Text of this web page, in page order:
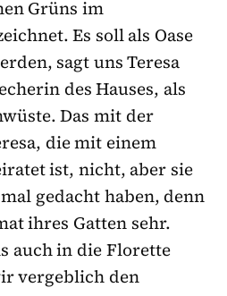
Grüns im
Es soll als Oase
sagt uns Teresa
des Hauses, als
Das mit der
die mit einem
ist, nicht, aber sie
gedacht haben, denn
ihres Gatten sehr.
auch in die Florette
vergeblich den